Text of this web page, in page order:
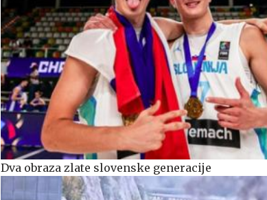
Dva obraza zlate slovenske generacije